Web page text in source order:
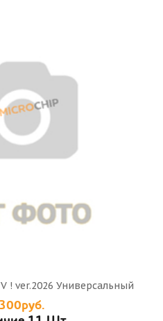
! ver.2026 Универсальный
300руб.